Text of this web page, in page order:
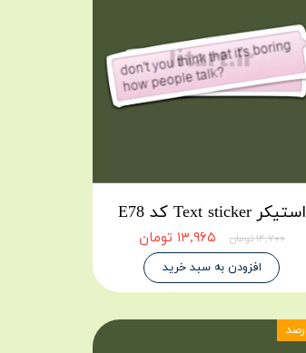
استیکر Text sticker کد E78
۱۴,۷۰۰ تومان ۱۳,۹۶۵ تومان
افزودن به سبد خرید